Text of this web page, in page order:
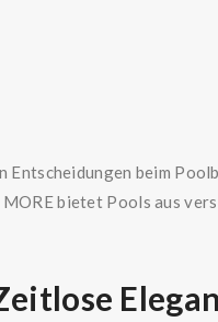
Entscheidungen beim
bietet Pools aus